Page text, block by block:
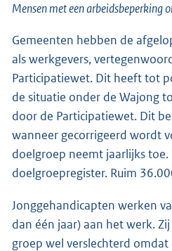
Mensen met een arbeidsbeperking
Gemeenten hebben de
als werkgevers,
Participatiewet. Dit heeft tot
de situatie onder de Wajong
door de Participatiewet. Dit
wanneer gecorrigeerd wordt
doelgroep neemt jaarlijks
doelgroepregister. Ruim
Jonggehandicapten werken
dan één jaar) aan het werk.
groep wel verslechterd